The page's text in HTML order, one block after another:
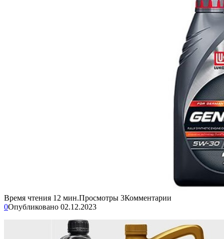
Время чтения 12 мин.Просмотры 3Комментарии
0Опубликовано 02.12.2023